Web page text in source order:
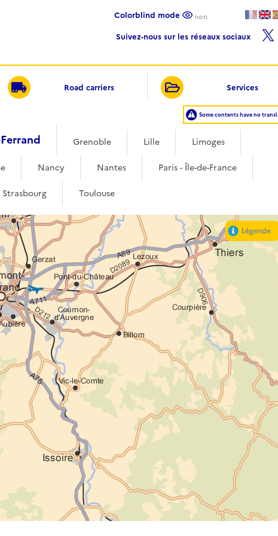
Colorblind mode non
Suivez-nous sur les réseaux sociaux
Road carriers Services
Some contents have no
Grenoble Lille Limoges
Nancy Nantes Paris - Île-de-France
Strasbourg Toulouse
Légende